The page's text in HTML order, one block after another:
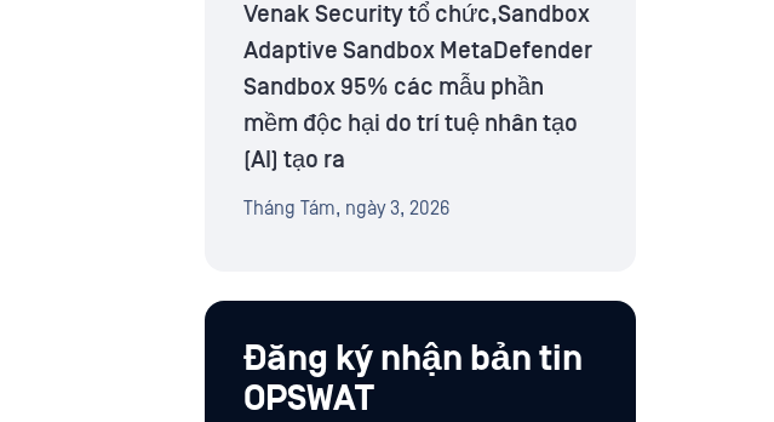
Venak Security tổ chức,Sandbox
Adaptive Sandbox MetaDefender
Sandbox 95% các mẫu phần
mềm độc hại do trí tuệ nhân tạo
(AI) tạo ra
Tháng Tám, ngày 3, 2026
Đăng ký nhận bản tin
OPSWAT